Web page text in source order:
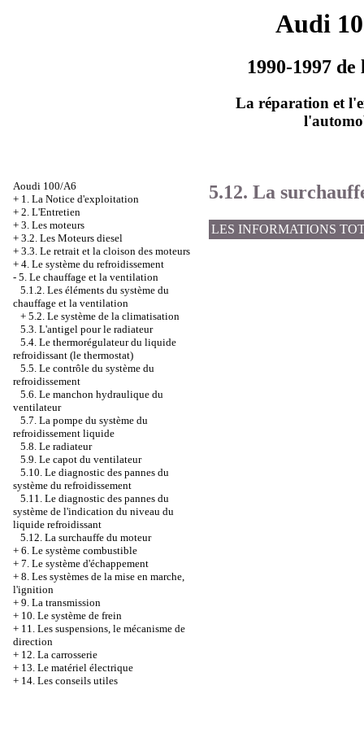
Audi
1990-1997
La réparation et
Aoudi 100/A6
+ 1. La Notice d'exploitation
+ 2. L'Entretien
+ 3. Les moteurs
+ 3.2. Les Moteurs diesel
+ 3.3. Le retrait et la cloison des moteurs
+ 4. Le système du refroidissement
- 5. Le chauffage et la ventilation
5.1.2. Les éléments du système du
chauffage et la ventilation
+ 5.2. Le système de la climatisation
5.3. L'antigel pour le radiateur
5.4. Le thermorégulateur du liquide
refroidissant (le thermostat)
5.5. Le contrôle du système du
refroidissement
5.6. Le manchon hydraulique du
ventilateur
5.7. La pompe du système du
refroidissement liquide
5.8. Le radiateur
5.9. Le capot du ventilateur
5.10. Le diagnostic des pannes du
système du refroidissement
5.11. Le diagnostic des pannes du
système de l'indication du niveau du
liquide refroidissant
5.12. La surchauffe du moteur
+ 6. Le système combustible
+ 7. Le système d'échappement
+ 8. Les systèmes de la mise en marche,
l'ignition
+ 9. La transmission
+ 10. Le système de frein
+ 11. Les suspensions, le mécanisme de
direction
+ 12. La carrosserie
+ 13. Le matériel électrique
+ 14. Les conseils utiles
5.12. La
LES INFORMATIONS